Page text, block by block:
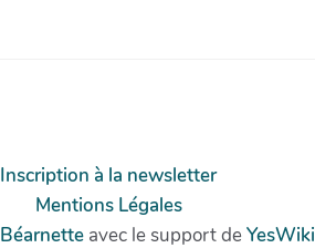
Inscription à la newsletter
Mentions Légales
Béarnette avec le support deYesWiki